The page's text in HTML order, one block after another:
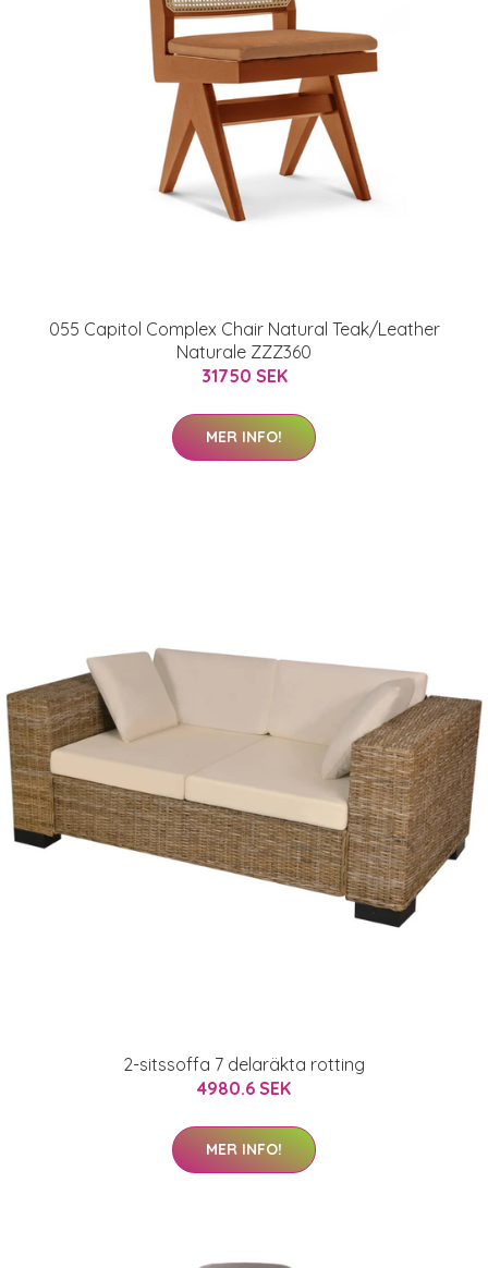
055 Capitol Complex Chair Natural Teak/Leather
Naturale ZZZ360
31750 SEK
MER INFO!
2-sitssoffa 7 delaräkta rotting
4980.6 SEK
MER INFO!